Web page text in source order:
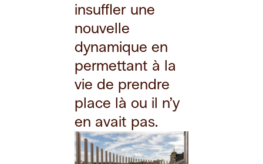
insuffler une
nouvelle
dynamique en
permettant à la
vie de prendre
place là ou il n’y
en avait pas.